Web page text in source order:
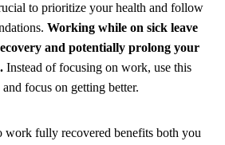
to prioritize your health and follow
Working while on sick leave
and potentially prolong your
Instead of focusing on work, use this
focus on getting better.
work fully recovered benefits both you